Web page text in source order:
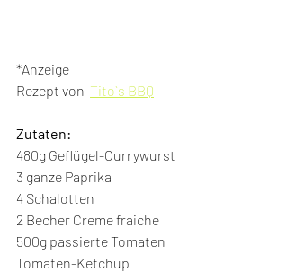
*Anzeige
Rezept von Tito`s BBQ
Zutaten:
480g Geflügel-Currywurst
3 ganze Paprika
4 Schalotten
2 Becher Creme fraiche
500g passierte Tomaten
Tomaten-Ketchup